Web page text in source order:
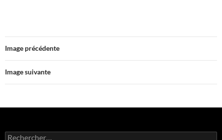
Image précédente
Image suivante
Rechercher :